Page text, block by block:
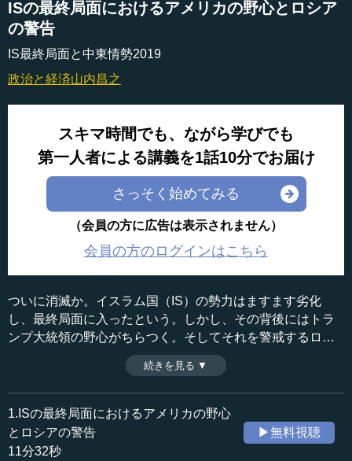
ISの最終局面におけるアメリカの野心とロシア
の警告
IS最終局面と中東情勢2019
政治と経済山内昌之
スキマ時間でも、ながら学びでも
第一人者による講義を1話10分でお届け
さっそく始めてみる
（会員の方に広告は表示されません）
会員の方のログインはこちら
ついに消滅か。イスラム国（IS）の勢力はますます劣化
し、最終局面に入ったという。しかし、その背後にはトラ
ンプ大統領の野心がちらつく。そしてそれを警戒するロシ
ア──。今シリア、そして中東に何が起こっているのか。
収録日：2019年2月20日
追加日：2019年5月3日
カテゴリー：
国際
中東
続きを見る ▼
1.ISの最終局面におけるアメリカの野心
とロシアの警告
11分32秒
▶無料視聴